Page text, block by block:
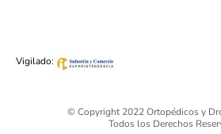
Vigilado:
© Copyright 2022 Ortopédicos y
Todos los Derechos